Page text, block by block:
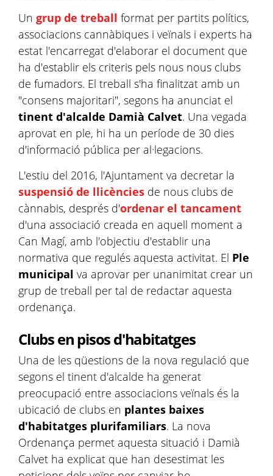
Un grup de treball format per partits polítics,
associacions cannàbiques i veïnals i experts ha
estat l'encarregat d'elaborar el document que
ha d'establir els criteris pels nous nous clubs
de fumadors. El treball s'ha finalitzat amb un
"consens majoritari", segons ha anunciat el
tinent d'alcalde Damià Calvet. Una vegada
aprovat en ple, hi ha un període de 30 dies
d'informació pública per al·legacions.
L'estiu del 2016, l'Ajuntament va decretar la
suspensió de llicències de nous clubs de
cànnabis, després d'ordenar el tancament
d'una associació creada en aquell moment a
Can Magí, amb l'objectiu d'establir una
normativa que regulés aquesta activitat. El Ple
municipal va aprovar per unanimitat crear un
grup de treball per tal de redactar aquesta
ordenança.
Clubs en pisos d'habitatges
Una de les qüestions de la nova regulació que
segons el tinent d'alcalde ha generat
preocupació entre associacions veïnals és la
ubicació de clubs en plantes baixes
d'habitatges plurifamiliars. La nova
Ordenança permet aquesta situació i Damià
Calvet ha explicat que han desestimat les